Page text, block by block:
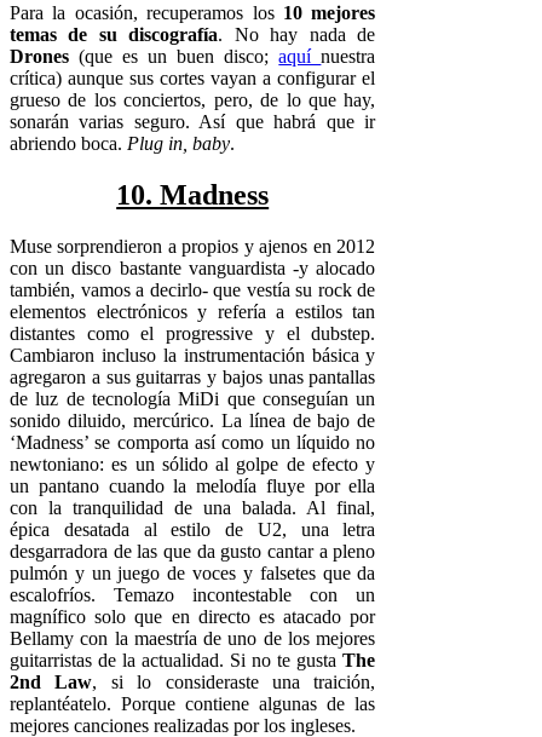
Para la ocasión, recuperamos los 10 mejores
temas de su discografía. No hay nada de
Drones (que es un buen disco;aquínuestra
crítica) aunque sus cortes vayan a configurar el
grueso de los conciertos, pero, de lo que hay,
sonarán varias seguro. Así que habrá que ir
abriendo boca. Plug in, baby.
10. Madness
Muse sorprendieron a propios y ajenos en 2012
con un disco bastante vanguardista -y alocado
también, vamos a decirlo- que vestía su rock de
elementos electrónicos y refería a estilos tan
distantes como el progressive y el dubstep.
Cambiaron incluso la instrumentación básica y
agregaron a sus guitarras y bajos unas pantallas
de luz de tecnología MiDi que conseguían un
sonido diluido, mercúrico. La línea de bajo de
‘Madness’ se comporta así como un líquido no
newtoniano: es un sólido al golpe de efecto y
un pantano cuando la melodía fluye por ella
con la tranquilidad de una balada. Al final,
épica desatada al estilo de U2, una letra
desgarradora de las que da gusto cantar a pleno
pulmón y un juego de voces y falsetes que da
escalofríos. Temazo incontestable con un
magnífico solo que en directo es atacado por
Bellamy con la maestría de uno de los mejores
guitarristas de la actualidad. Si no te gusta The
2nd Law, si lo consideraste una traición,
replantéatelo. Porque contiene algunas de las
mejores canciones realizadas por los ingleses.